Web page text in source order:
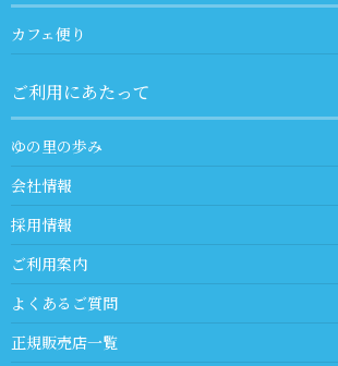
カフェ便り
ご利用にあたって
ゆの里の歩み
会社情報
採用情報
ご利用案内
よくあるご質問
正規販売店一覧